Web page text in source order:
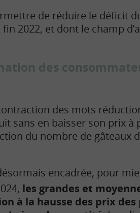
de réduire le déficit
2022, et dont le champ
des
des mots
sans en baisser son prix
du nombre de gâteaux
encadrée, pour
les grandes et
à la hausse des prix